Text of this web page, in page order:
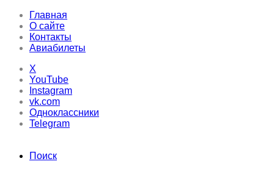
Главная
О сайте
Контакты
Авиабилеты
X
YouTube
Instagram
vk.com
Одноклассники
Telegram
Поиск